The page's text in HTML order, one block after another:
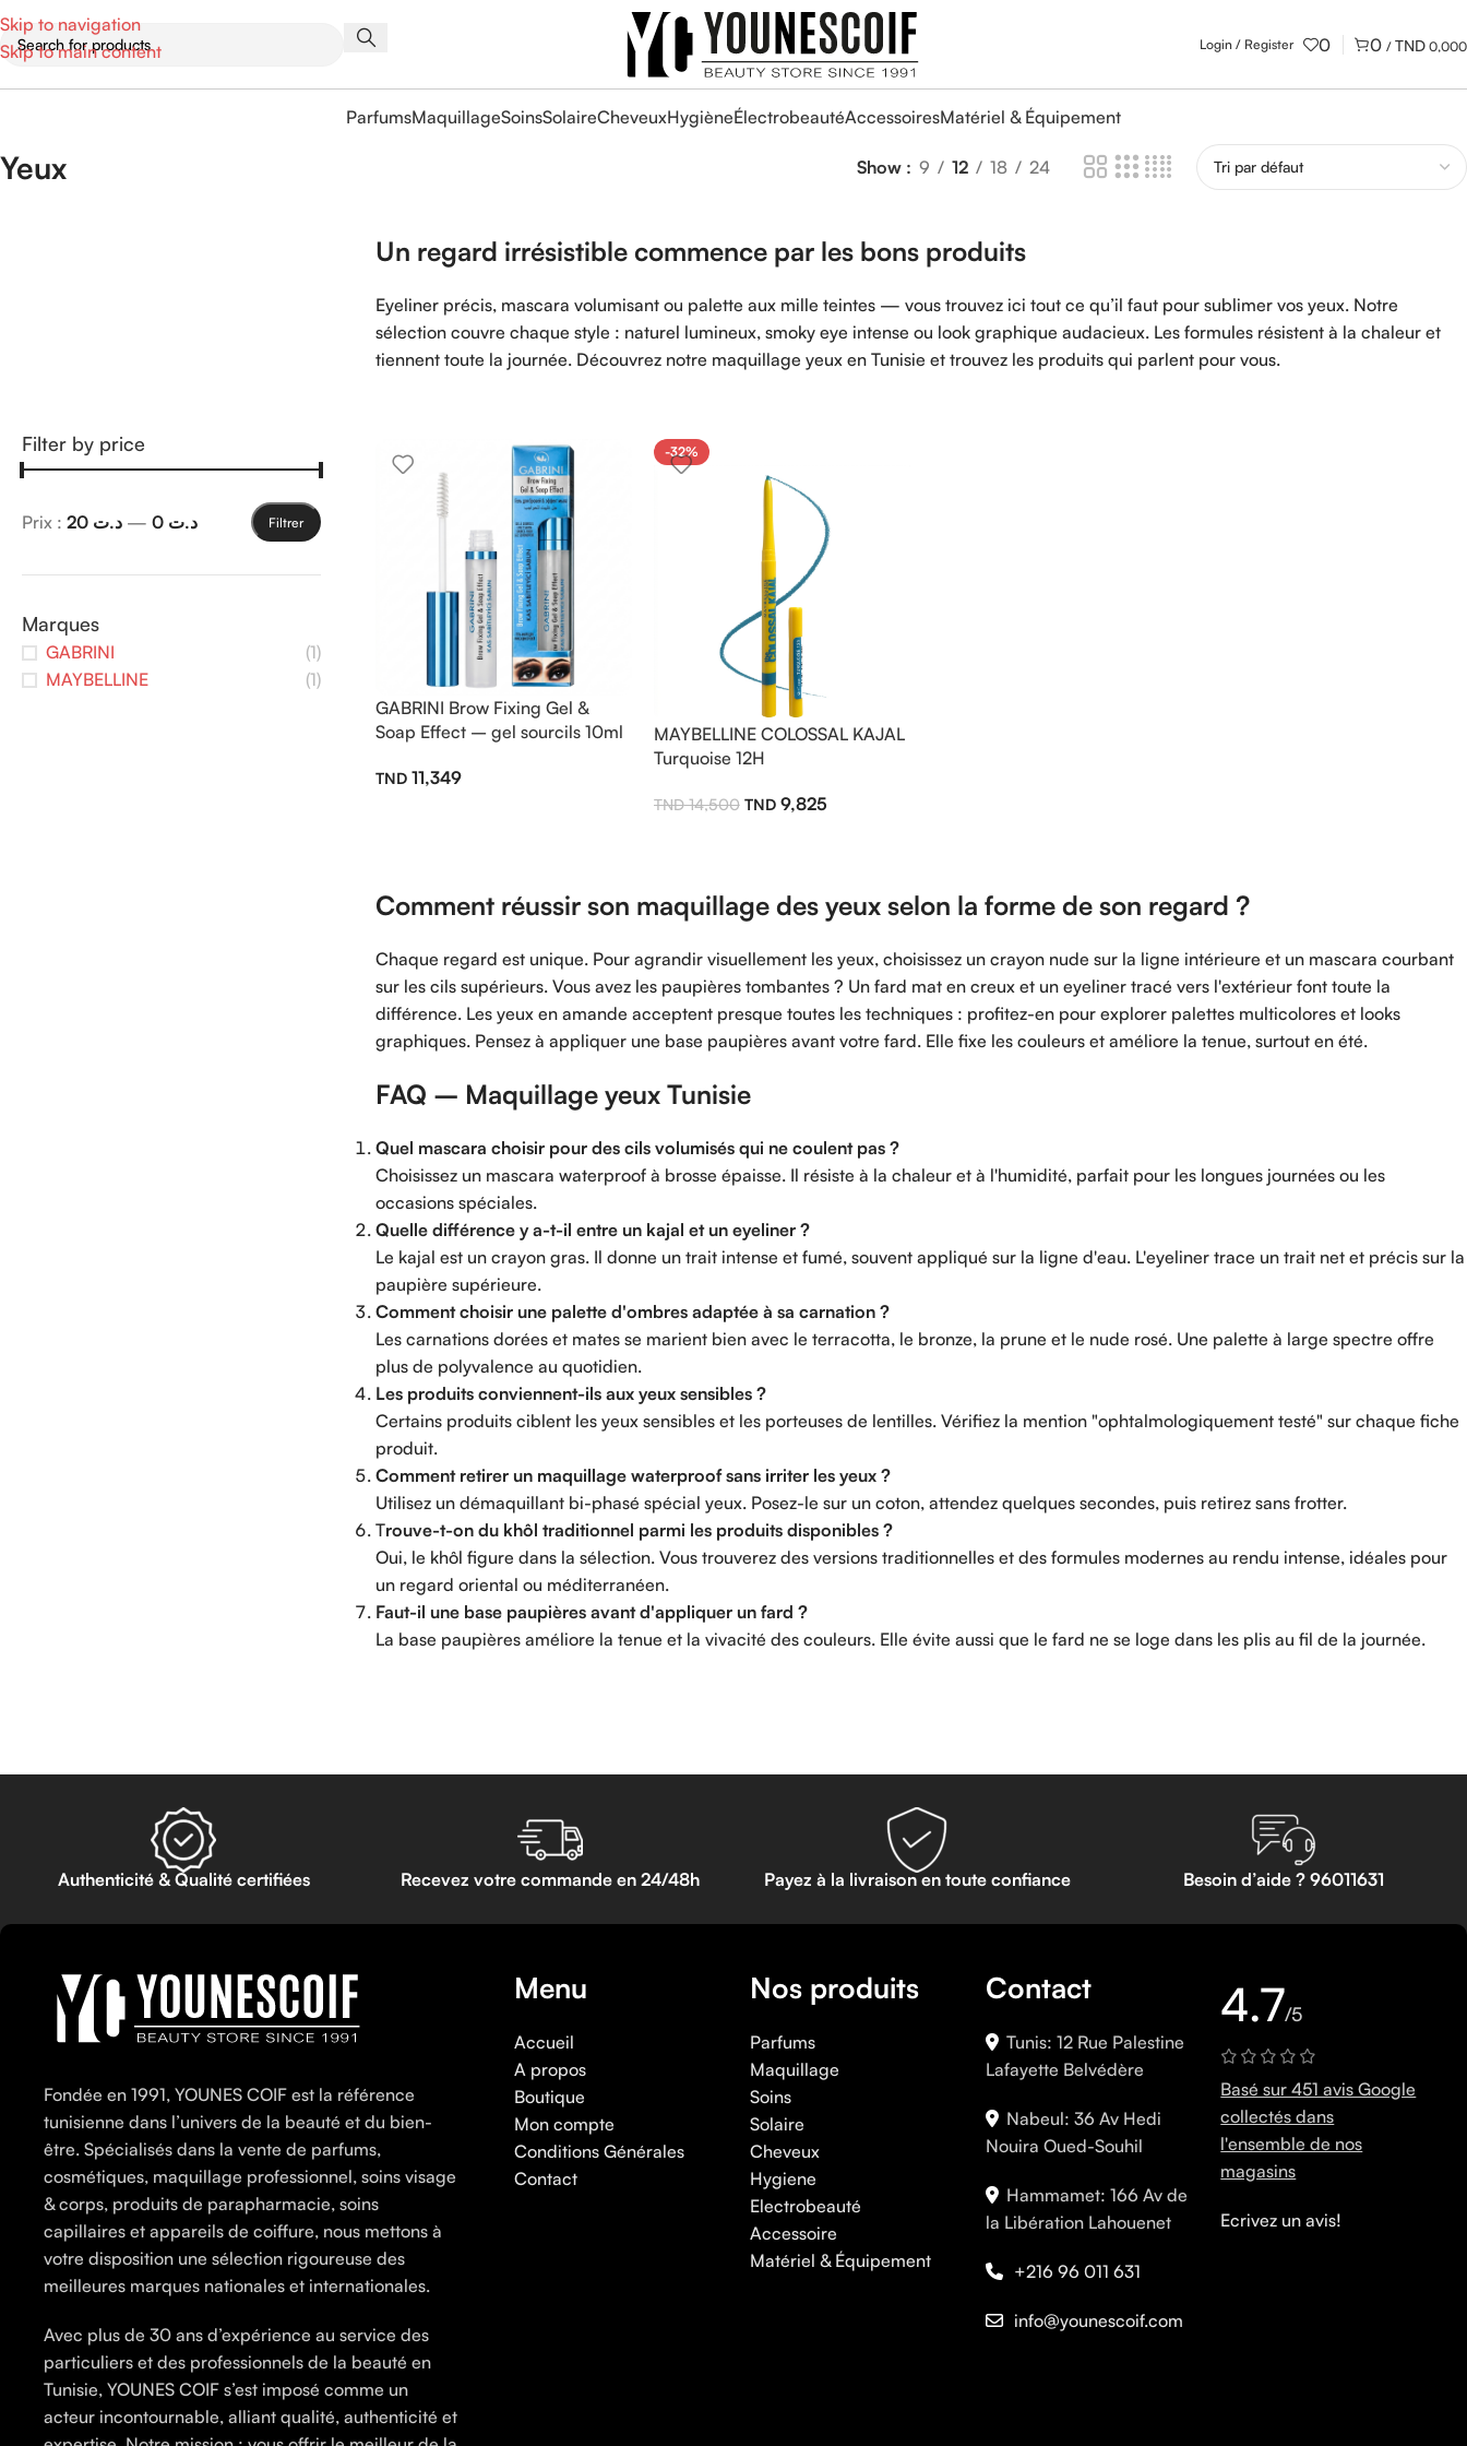
Skip to navigation
Skip to main content
Login / Register 0 0 / 0,000
ParfumsMaquillageSoinsSolaireCheveuxHygièneÉlectrobeautéAccessoiresMatériel & Équipement
Yeux Show 9 12 18 24
Un regard irrésistible commence par les bons produits
Eyeliner précis, mascara volumisant ou palette aux mille teintes — vous trouvez ici tout ce qu’il faut pour sublimer vos yeux. Notre
sélection couvre chaque style : naturel lumineux, smoky eye intense ou look graphique audacieux. Les formules résistent à la chaleur et
tiennent toute la journée. Découvrez notre maquillage yeux en Tunisie et trouvez les produits qui parlent pour vous.
Filter by price
Filtrer
Prix : د.ت 0 — د.ت 20
Marques
GABRINI
(1)
MAYBELLINE
(1)
GABRINI Brow Fixing Gel &
Soap Effect – gel sourcils 10ml
11,349
-32%
MAYBELLINE COLOSSAL KAJAL
Turquoise 12H
14,500 9,825
Comment réussir son maquillage des yeux selon la forme de son regard ?
Chaque regard est unique. Pour agrandir visuellement les yeux, choisissez un crayon nude sur la ligne intérieure et un mascara courbant
sur les cils supérieurs. Vous avez les paupières tombantes ? Un fard mat en creux et un eyeliner tracé vers l'extérieur font toute la
différence. Les yeux en amande acceptent presque toutes les techniques : profitez-en pour explorer palettes multicolores et looks
graphiques. Pensez à appliquer une base paupières avant votre fard. Elle fixe les couleurs et améliore la tenue, surtout en été.
FAQ – Maquillage yeux Tunisie
Quel mascara choisir pour des cils volumisés qui ne coulent pas ?
Choisissez un mascara waterproof à brosse épaisse. Il résiste à la chaleur et à l'humidité, parfait pour les longues journées ou les
occasions spéciales.
Quelle différence y a-t-il entre un kajal et un eyeliner ?
Le kajal est un crayon gras. Il donne un trait intense et fumé, souvent appliqué sur la ligne d'eau. L'eyeliner trace un trait net et précis sur la
paupière supérieure.
Comment choisir une palette d'ombres adaptée à sa carnation ?
Les carnations dorées et mates se marient bien avec le terracotta, le bronze, la prune et le nude rosé. Une palette à large spectre offre
plus de polyvalence au quotidien.
Les produits conviennent-ils aux yeux sensibles ?
Certains produits ciblent les yeux sensibles et les porteuses de lentilles. Vérifiez la mention "ophtalmologiquement testé" sur chaque fiche
produit.
Comment retirer un maquillage waterproof sans irriter les yeux ?
Utilisez un démaquillant bi-phasé spécial yeux. Posez-le sur un coton, attendez quelques secondes, puis retirez sans frotter.
Trouve-t-on du khôl traditionnel parmi les produits disponibles ?
Oui, le khôl figure dans la sélection. Vous trouverez des versions traditionnelles et des formules modernes au rendu intense, idéales pour
un regard oriental ou méditerranéen.
Faut-il une base paupières avant d'appliquer un fard ?
La base paupières améliore la tenue et la vivacité des couleurs. Elle évite aussi que le fard ne se loge dans les plis au fil de la journée.
Authenticité & Qualité certifiées Recevez votre commande en 24/48h Payez à la livraison en toute confiance Besoin d’aide ? 96011631
Fondée en 1991, YOUNES COIF est la référence
tunisienne dans l’univers de la beauté et du bien-
être. Spécialisés dans la vente de parfums,
cosmétiques, maquillage professionnel, soins visage
& corps, produits de parapharmacie, soins
capillaires et appareils de coiffure, nous mettons à
votre disposition une sélection rigoureuse des
meilleures marques nationales et internationales.
Avec plus de 30 ans d’expérience au service des
particuliers et des professionnels de la beauté en
Tunisie, YOUNES COIF s’est imposé comme un
acteur incontournable, alliant qualité, authenticité et
Menu
Accueil
A propos
Boutique
Mon compte
Conditions Générales
Contact
Nos produits
Parfums
Maquillage
Soins
Solaire
Cheveux
Hygiene
Electrobeauté
Accessoire
Matériel & Équipement
Contact
Tunis: 12 Rue Palestine
Lafayette Belvédère
Nabeul: 36 Av Hedi
Nouira Oued-Souhil
Hammamet: 166 Av de
la Libération Lahouenet
+216 96 011 631
info@younescoif.com
4.7/5
Basé sur 451 avis Google
collectés dans
l'ensemble de nos
magasins
Ecrivez un avis!